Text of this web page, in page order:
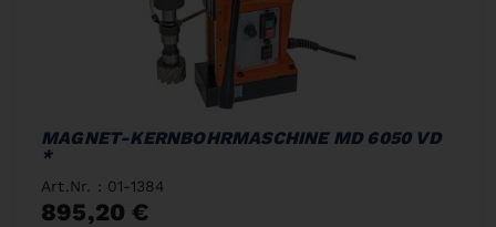
MAGNET-KERNBOHRMASCHINE MD 6050 VD
*
Art.Nr. : 01-1384
895,20 €